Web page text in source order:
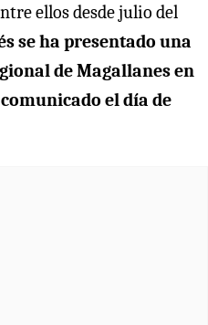
ellos desde julio del
se ha presentado una
de Magallanes en
el día de